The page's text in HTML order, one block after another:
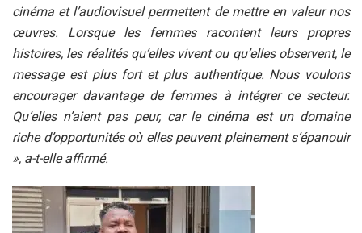
cinéma et l’audiovisuel permettent de mettre en valeur nos
œuvres. Lorsque les femmes racontent leurs propres
histoires, les réalités qu’elles vivent ou qu’elles observent, le
message est plus fort et plus authentique. Nous voulons
encourager davantage de femmes à intégrer ce secteur.
Qu’elles n’aient pas peur, car le cinéma est un domaine
riche d’opportunités où elles peuvent pleinement s’épanouir
», a-t-elle affirmé.